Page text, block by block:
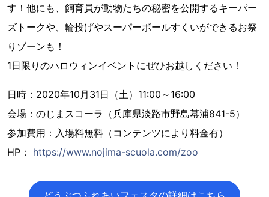
す！他にも、飼育員が動物たちの秘密を公開するキーパー
ズトークや、輪投げやスーパーボールすくいができるお祭
りゾーンも！
1日限りのハロウィンイベントにぜひお越しください！
日時：2020年10月31日（土）11:00～16:00
会場：のじまスコーラ（兵庫県淡路市野島蟇浦841-5）
参加費用：入場料無料（コンテンツにより料金有）
HP： https://www.nojima-scuola.com/zoo